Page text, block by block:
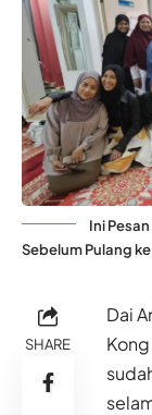
Ini
Sebelum Pulang ke
SHARE
Dai